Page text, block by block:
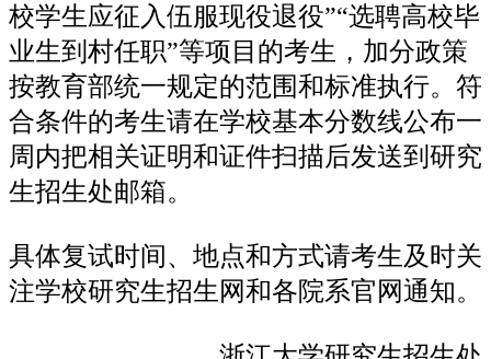
校学生应征入伍服现役退役”“选聘高校毕
业生到村任职”等项目的考生，加分政策
按教育部统一规定的范围和标准执行。符
合条件的考生请在学校基本分数线公布一
周内把相关证明和证件扫描后发送到研究
生招生处邮箱。
具体复试时间、地点和方式请考生及时关
注学校研究生招生网和各院系官网通知。